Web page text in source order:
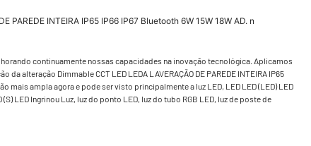
INTEIRA IP65 IP66 IP67 Bluetooth 6W 15W 18W AD. n
continuamente nossas capacidades na inovação tecnológica. Aplicamos
alteração Dimmable CCT LED LEDA LAVERAÇÃO DE PAREDE INTEIRA IP65
mais ampla agora e pode ser visto principalmente a luz LED, LED LED (LED) LED
LED Ingrinou Luz, luz do ponto LED, luz do tubo RGB LED, luz de poste de